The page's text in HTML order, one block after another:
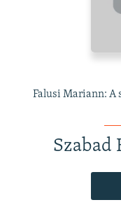
Falusi Mariann: A
Szabad